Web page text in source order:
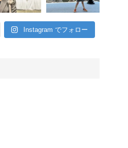
Instagram でフォロー